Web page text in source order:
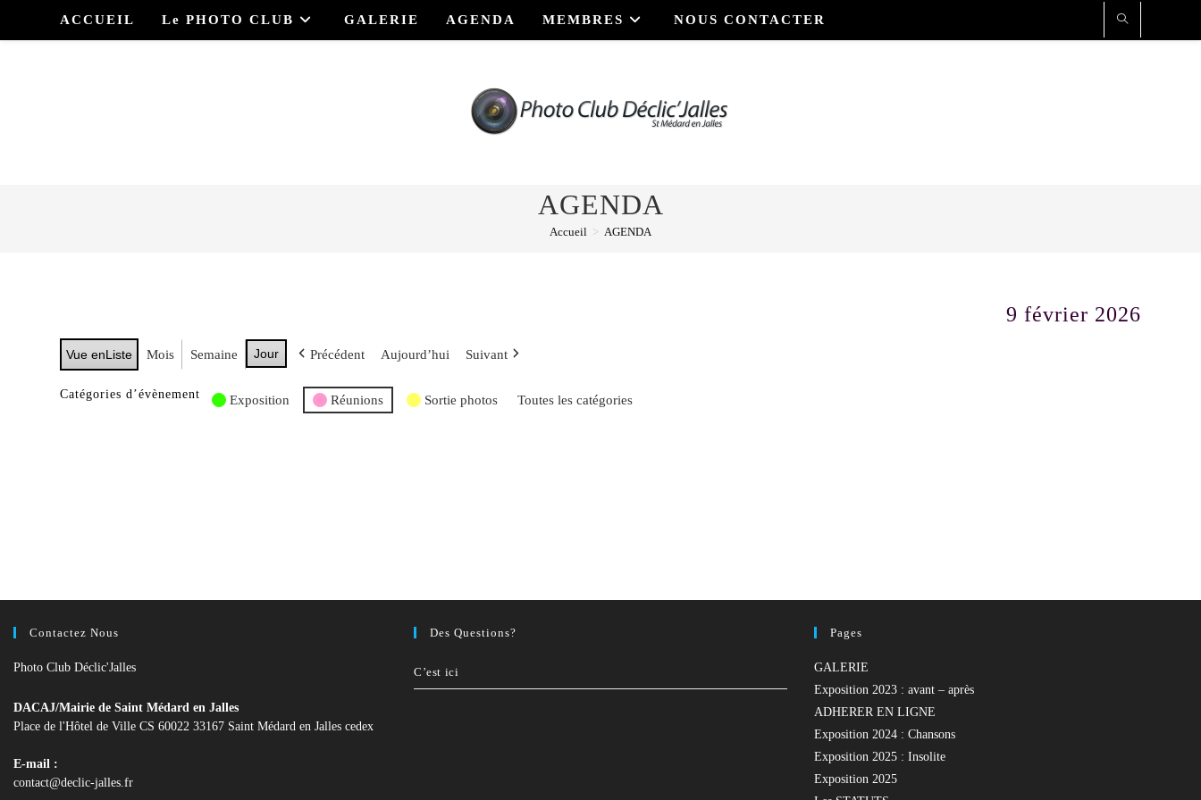
ACCUEIL Le PHOTO CLUB GALERIE AGENDA MEMBRES NOUS CONTACTER
AGENDA
Accueil > AGENDA
9 février 2026
Vue enListe Mois Semaine Jour Précédent Aujourd’hui Suivant
Catégories d’évènement Exposition Réunions Sortie photos Toutes les catégories
Contactez Nous
Photo Club Déclic'Jalles
DACAJ/Mairie de Saint Médard en Jalles
Place de l'Hôtel de Ville CS 60022 33167 Saint Médard en Jalles cedex
E-mail :
contact@declic-jalles.frS’ouvre
Des Questions?
C’est ici
Pages
GALERIE
Exposition 2023 : avant – après
ADHERER EN LIGNE
Exposition 2024 : Chansons
Exposition 2025 : Insolite
Exposition 2025